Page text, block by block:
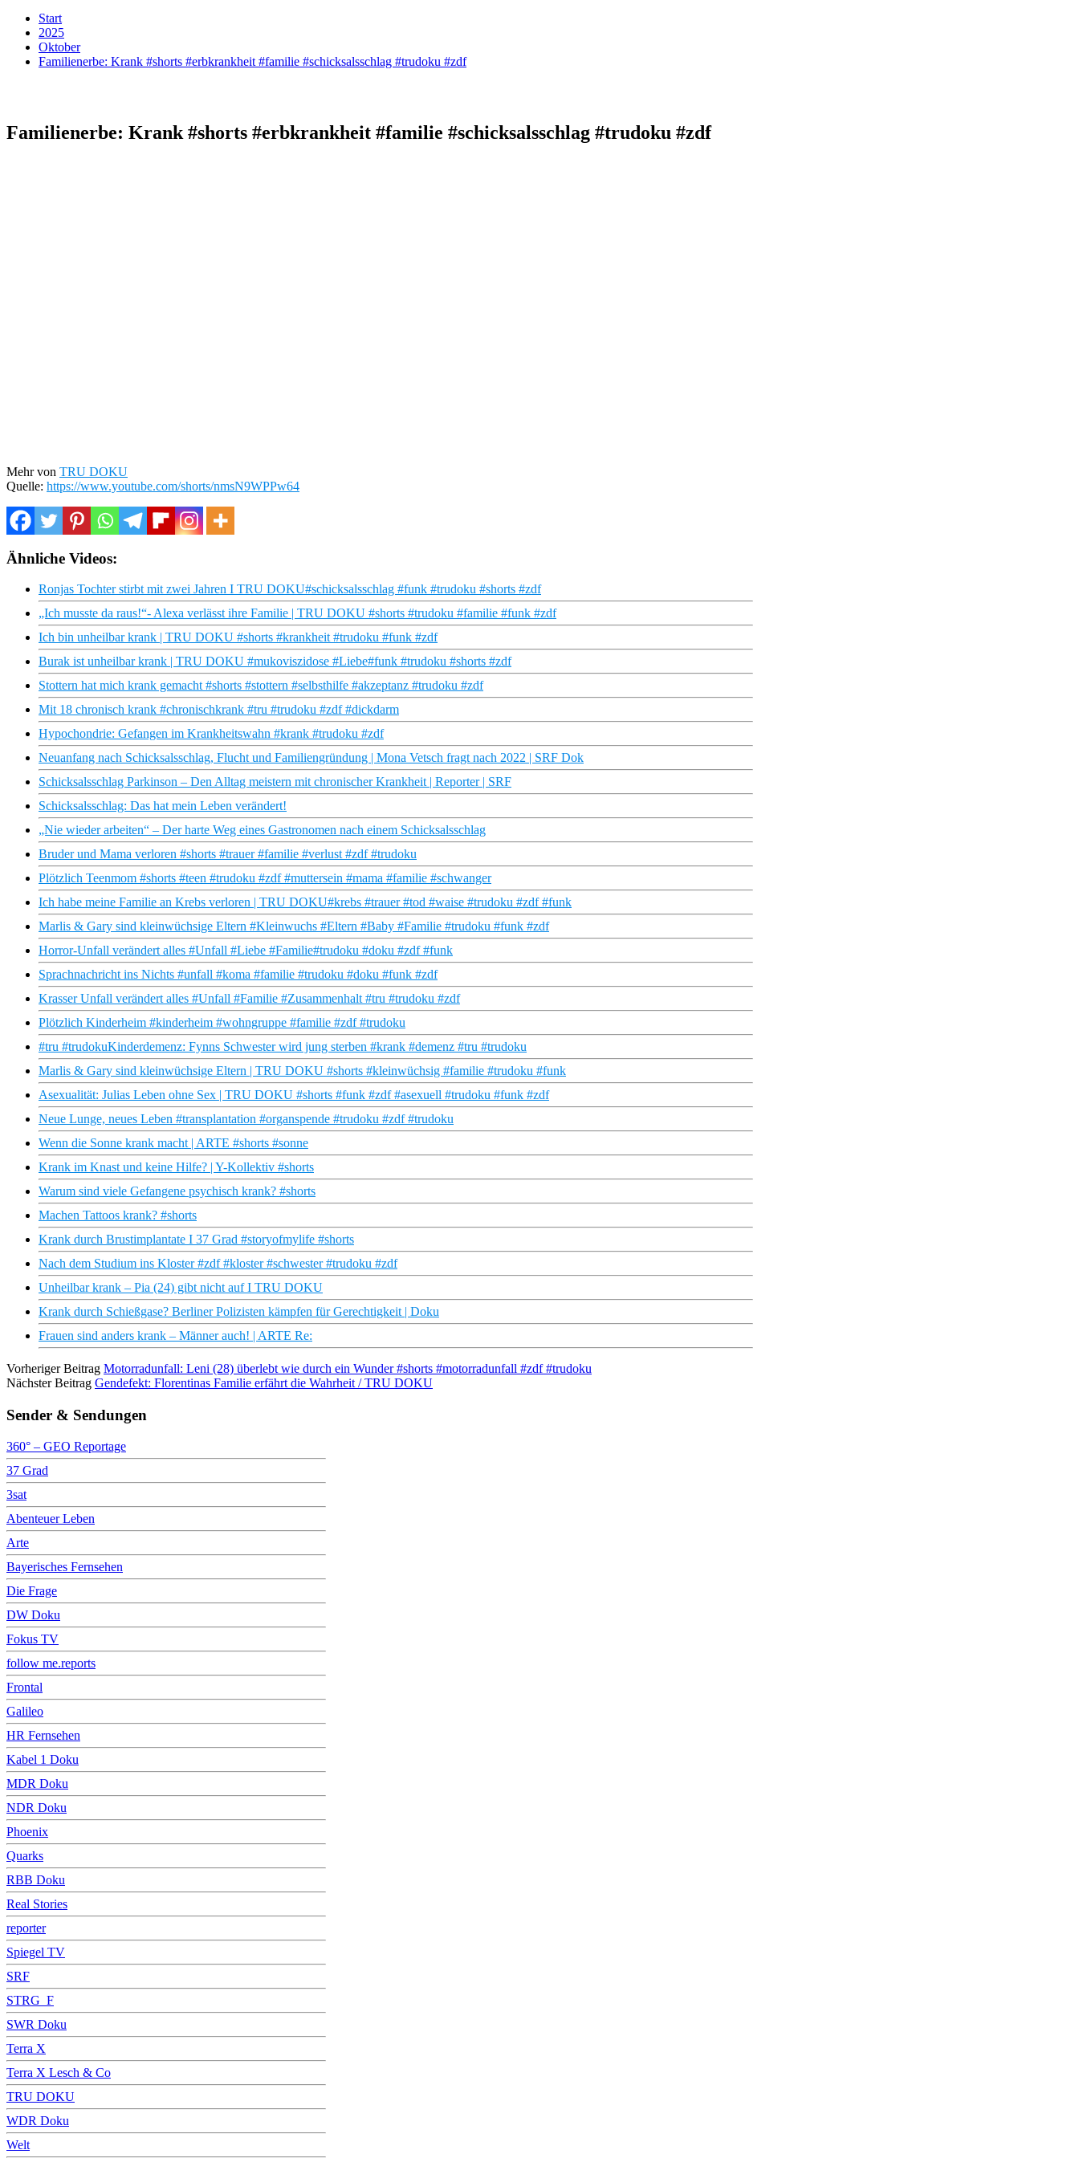
Start
2025
Oktober
Familienerbe: Krank #shorts #erbkrankheit #familie #schicksalsschlag #trudoku #zdf
Familienerbe: Krank #shorts #erbkrankheit #familie #schicksalsschlag #trudoku #zdf
Mehr von TRU DOKU
Quelle: https://www.youtube.com/shorts/nmsN9WPPw64
Ähnliche Videos:
Ronjas Tochter stirbt mit zwei Jahren I TRU DOKU#schicksalsschlag #funk #trudoku #shorts #zdf
„Ich musste da raus!“- Alexa verlässt ihre Familie | TRU DOKU #shorts #trudoku #familie #funk #zdf
Ich bin unheilbar krank | TRU DOKU #shorts #krankheit #trudoku #funk #zdf
Burak ist unheilbar krank | TRU DOKU #mukoviszidose #Liebe#funk #trudoku #shorts #zdf
Stottern hat mich krank gemacht #shorts #stottern #selbsthilfe #akzeptanz #trudoku #zdf
Mit 18 chronisch krank #chronischkrank #tru #trudoku #zdf #dickdarm
Hypochondrie: Gefangen im Krankheitswahn #krank #trudoku #zdf
Neuanfang nach Schicksalsschlag, Flucht und Familiengründung | Mona Vetsch fragt nach 2022 | SRF Dok
Schicksalsschlag Parkinson – Den Alltag meistern mit chronischer Krankheit | Reporter | SRF
Schicksalsschlag: Das hat mein Leben verändert!
„Nie wieder arbeiten“ – Der harte Weg eines Gastronomen nach einem Schicksalsschlag
Bruder und Mama verloren #shorts #trauer #familie #verlust #zdf #trudoku
Plötzlich Teenmom #shorts #teen #trudoku #zdf #muttersein #mama #familie #schwanger
Ich habe meine Familie an Krebs verloren | TRU DOKU#krebs #trauer #tod #waise #trudoku #zdf #funk
Marlis & Gary sind kleinwüchsige Eltern #Kleinwuchs #Eltern #Baby #Familie #trudoku #funk #zdf
Horror-Unfall verändert alles #Unfall #Liebe #Familie#trudoku #doku #zdf #funk
Sprachnachricht ins Nichts #unfall #koma #familie #trudoku #doku #funk #zdf
Krasser Unfall verändert alles #Unfall #Familie #Zusammenhalt #tru #trudoku #zdf
Plötzlich Kinderheim #kinderheim #wohngruppe #familie #zdf #trudoku
#tru #trudokuKinderdemenz: Fynns Schwester wird jung sterben #krank #demenz #tru #trudoku
Marlis & Gary sind kleinwüchsige Eltern | TRU DOKU #shorts #kleinwüchsig #familie #trudoku #funk
Asexualität: Julias Leben ohne Sex | TRU DOKU #shorts #funk #zdf #asexuell #trudoku #funk #zdf
Neue Lunge, neues Leben #transplantation #organspende #trudoku #zdf #trudoku
Wenn die Sonne krank macht | ARTE #shorts #sonne
Krank im Knast und keine Hilfe? | Y-Kollektiv #shorts
Warum sind viele Gefangene psychisch krank? #shorts
Machen Tattoos krank? #shorts
Krank durch Brustimplantate I 37 Grad #storyofmylife #shorts
Nach dem Studium ins Kloster #zdf #kloster #schwester #trudoku #zdf
Unheilbar krank – Pia (24) gibt nicht auf I TRU DOKU
Krank durch Schießgase? Berliner Polizisten kämpfen für Gerechtigkeit | Doku
Frauen sind anders krank – Männer auch! | ARTE Re:
Vorheriger Beitrag Motorradunfall: Leni (28) überlebt wie durch ein Wunder #shorts #motorradunfall #zdf #trudoku
Nächster Beitrag Gendefekt: Florentinas Familie erfährt die Wahrheit / TRU DOKU
Sender & Sendungen
360° – GEO Reportage
37 Grad
3sat
Abenteuer Leben
Arte
Bayerisches Fernsehen
Die Frage
DW Doku
Fokus TV
follow me.reports
Frontal
Galileo
HR Fernsehen
Kabel 1 Doku
MDR Doku
NDR Doku
Phoenix
Quarks
RBB Doku
Real Stories
reporter
Spiegel TV
SRF
STRG_F
SWR Doku
Terra X
Terra X Lesch & Co
TRU DOKU
WDR Doku
Welt